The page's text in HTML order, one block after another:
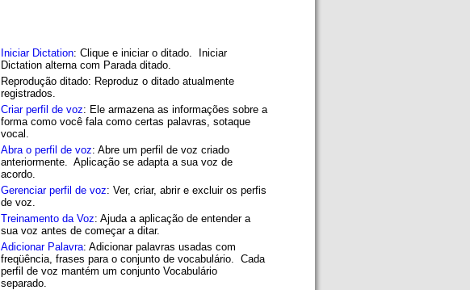
Iniciar Dictation: Clique e iniciar o ditado. Iniciar
Dictation alterna com Parada ditado.
Reprodução ditado: Reproduz o ditado atualmente
registrados.
Criar perfil de voz: Ele armazena as informações sobre a
forma como você fala como certas palavras, sotaque
vocal.
Abra o perfil de voz: Abre um perfil de voz criado
anteriormente. Aplicação se adapta a sua voz de
acordo.
Gerenciar perfil de voz: Ver, criar, abrir e excluir os perfis
de voz.
Treinamento da Voz: Ajuda a aplicação de entender a
sua voz antes de começar a ditar.
Adicionar Palavra: Adicionar palavras usadas com
freqüência, frases para o conjunto de vocabulário. Cada
perfil de voz mantém um conjunto Vocabulário
separado.